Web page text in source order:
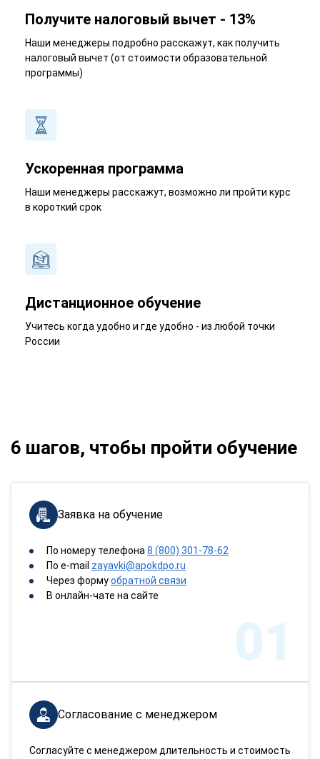
Получите налоговый вычет - 13%
Наши менеджеры подробно расскажут, как получить
налоговый вычет (от стоимости образовательной
программы)
Ускоренная программа
Наши менеджеры расскажут, возможно ли пройти курс
в короткий срок
Дистанционное обучение
Учитесь когда удобно и где удобно - из любой точки
России
6 шагов, чтобы пройти обучение
Заявка на обучение
По номеру телефона8 (800) 301-78-62
По e-mail zayavki@apokdpo.ru
Через формуобратной связи
В онлайн-чате на сайте
01
Согласование с менеджером
Согласуйте с менеджером длительность и стоимость